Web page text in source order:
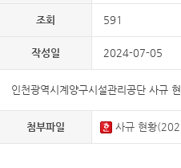
조회 591
작성일 2024-07-05
인천광역시계양구시설관리공단 사규
첨부파일 사규 현황